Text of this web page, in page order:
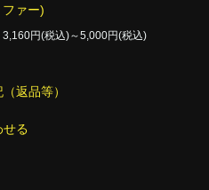
ファー)
3,160円(税込)～5,000円(税込)
返品等）
せる